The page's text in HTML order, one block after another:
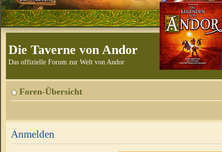
Die Taverne von Andor
Das offizielle Forum zur Welt von Andor
Foren-Übersicht
Anmelden